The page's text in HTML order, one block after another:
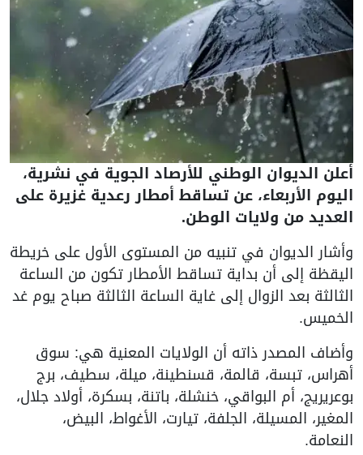
أعلن الديوان الوطني للأرصاد الجوية في نشرية،
اليوم الأربعاء، عن تساقط أمطار رعدية غزيرة على
العديد من ولايات الوطن.
وأشار الديوان في تنبيه من المستوى الأول على خريطة
اليقظة إلى أن بداية تساقط الأمطار تكون من الساعة
الثالثة بعد الزوال إلى غاية الساعة الثالثة صباح يوم غد
الخميس.
وأضاف المصدر ذاته أن الولايات المعنية هي: سوق
أهراس، تبسة، قالمة، قسنطينة، ميلة، سطيف، برج
بوعريريج، أم البواقي، خنشلة، باتنة، بسكرة، أولاد جلال،
المغير، المسيلة، الجلفة، تيارت، الأغواط، البيض،
النعامة.